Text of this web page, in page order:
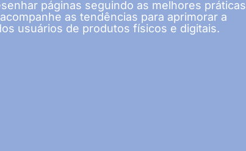
páginas seguindo as melhores práticas
as tendências para aprimorar a
usuários de produtos físicos e digitais.